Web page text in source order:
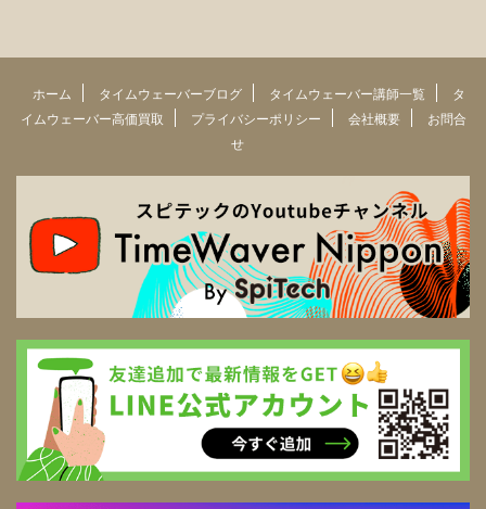
ホーム タイムウェーバーブログ タイムウェーバー講師一覧
タ
イムウェーバー高価買取
プライバシーポリシー 会社概要
お問合
せ